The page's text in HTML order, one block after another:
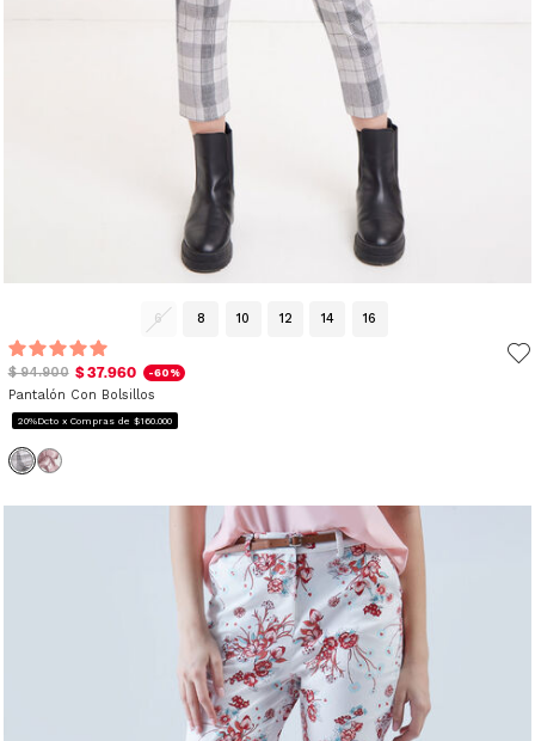
6 8 10 12 14 16
$ 94.900 $ 37.960 -60%
Pantalón Con Bolsillos
20%Dcto x Compras de $160.000